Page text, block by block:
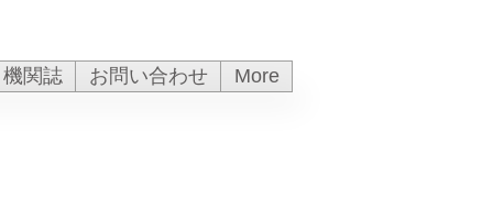
機関誌 お問い合わせ More